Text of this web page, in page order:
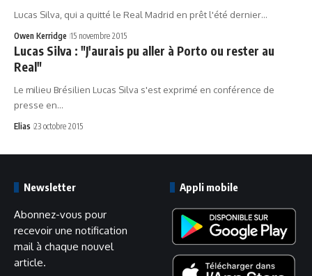
Lucas Silva, qui a quitté le Real Madrid en prêt l'été dernier…
Owen Kerridge 15 novembre 2015
Lucas Silva : "J'aurais pu aller à Porto ou rester au
Real"
Le milieu Brésilien Lucas Silva s'est exprimé en conférence de
presse en…
Elias 23 octobre 2015
Newsletter
Abonnez-vous pour
recevoir une notification
mail à chaque nouvel
article.
Appli mobile